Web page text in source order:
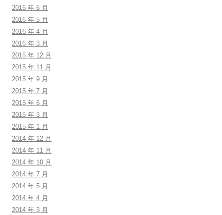
2016 年 6 月
2016 年 5 月
2016 年 4 月
2016 年 3 月
2015 年 12 月
2015 年 11 月
2015 年 9 月
2015 年 7 月
2015 年 6 月
2015 年 3 月
2015 年 1 月
2014 年 12 月
2014 年 11 月
2014 年 10 月
2014 年 7 月
2014 年 5 月
2014 年 4 月
2014 年 3 月